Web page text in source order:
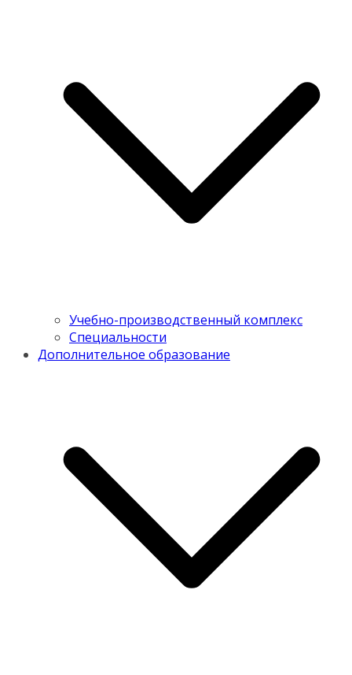
Учебно-производственный комплекс
Специальности
Дополнительное образование